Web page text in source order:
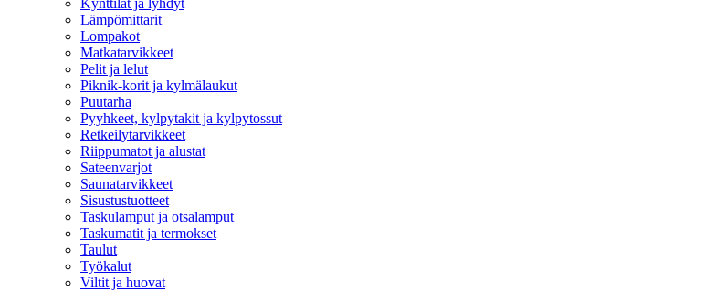
Kynttilät ja lyhdyt
Lämpömittarit
Lompakot
Matkatarvikkeet
Pelit ja lelut
Piknik-korit ja kylmälaukut
Puutarha
Pyyhkeet, kylpytakit ja kylpytossut
Retkeilytarvikkeet
Riippumatot ja alustat
Sateenvarjot
Saunatarvikkeet
Sisustustuotteet
Taskulamput ja otsalamput
Taskumatit ja termokset
Taulut
Työkalut
Viltit ja huovat